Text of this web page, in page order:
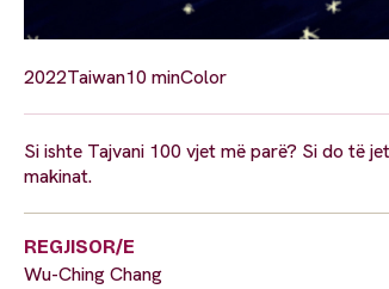
2022Taiwan10 minColor
Si ishte Tajvani 100 vjet më parë? Si do të
makinat.
REGJISOR/E
Wu-Ching Chang